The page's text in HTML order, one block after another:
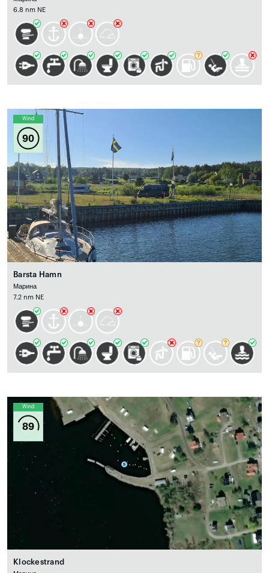
6.8 nm NE
Wind
90
Barsta Hamn
Марина
7.2 nm NE
Wind
89
Klockestrand